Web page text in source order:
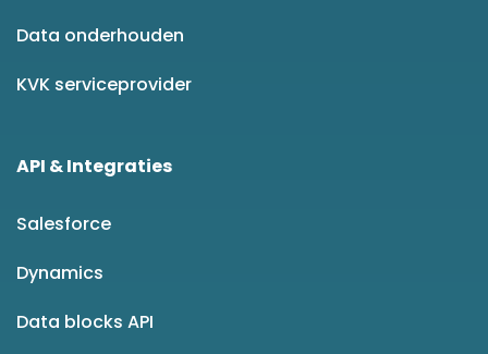
Data onderhouden
KVK serviceprovider
API & Integraties
Salesforce
Dynamics
Data blocks API